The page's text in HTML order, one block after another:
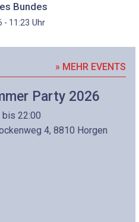
Bundes
- 11:23 Uhr
» MEHR EVENTS
Party 2026
bis 22:00
4, 8810 Horgen